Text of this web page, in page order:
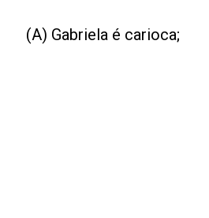
(A) Gabriela é carioca;